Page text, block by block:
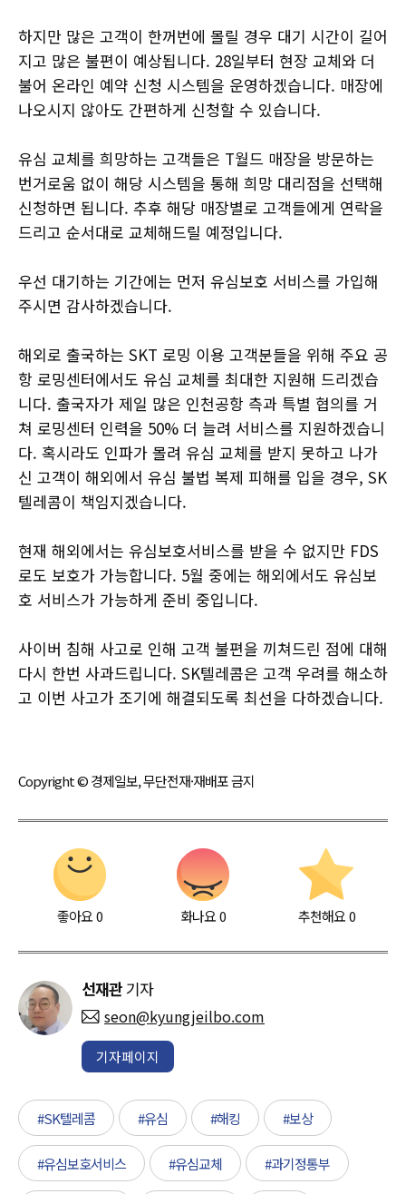
하지만 많은 고객이 한꺼번에 몰릴 경우 대기 시간이 길어
지고 많은 불편이 예상됩니다. 28일부터 현장 교체와 더
불어 온라인 예약 신청 시스템을 운영하겠습니다. 매장에
나오시지 않아도 간편하게 신청할 수 있습니다.
유심 교체를 희망하는 고객들은 T월드 매장을 방문하는
번거로움 없이 해당 시스템을 통해 희망 대리점을 선택해
신청하면 됩니다. 추후 해당 매장별로 고객들에게 연락을
드리고 순서대로 교체해드릴 예정입니다.
우선 대기하는 기간에는 먼저 유심보호 서비스를 가입해
주시면 감사하겠습니다.
해외로 출국하는 SKT 로밍 이용 고객분들을 위해 주요 공
항 로밍센터에서도 유심 교체를 최대한 지원해 드리겠습
니다. 출국자가 제일 많은 인천공항 측과 특별 협의를 거
쳐 로밍센터 인력을 50% 더 늘려 서비스를 지원하겠습니
다. 혹시라도 인파가 몰려 유심 교체를 받지 못하고 나가
신 고객이 해외에서 유심 불법 복제 피해를 입을 경우, SK
텔레콤이 책임지겠습니다.
현재 해외에서는 유심보호서비스를 받을 수 없지만 FDS
로도 보호가 가능합니다. 5월 중에는 해외에서도 유심보
호 서비스가 가능하게 준비 중입니다.
사이버 침해 사고로 인해 고객 불편을 끼쳐드린 점에 대해
다시 한번 사과드립니다. SK텔레콤은 고객 우려를 해소하
고 이번 사고가 조기에 해결되도록 최선을 다하겠습니다.
Copyright © 경제일보, 무단전재·재배포 금지
좋아요0 화나요0 추천해요 0
선재관 기자
seon@kyungjeilbo.com
기자페이지
#SK텔레콤 #유심 #해킹 #보상
#유심보호서비스 #유심교체 #과기정통부